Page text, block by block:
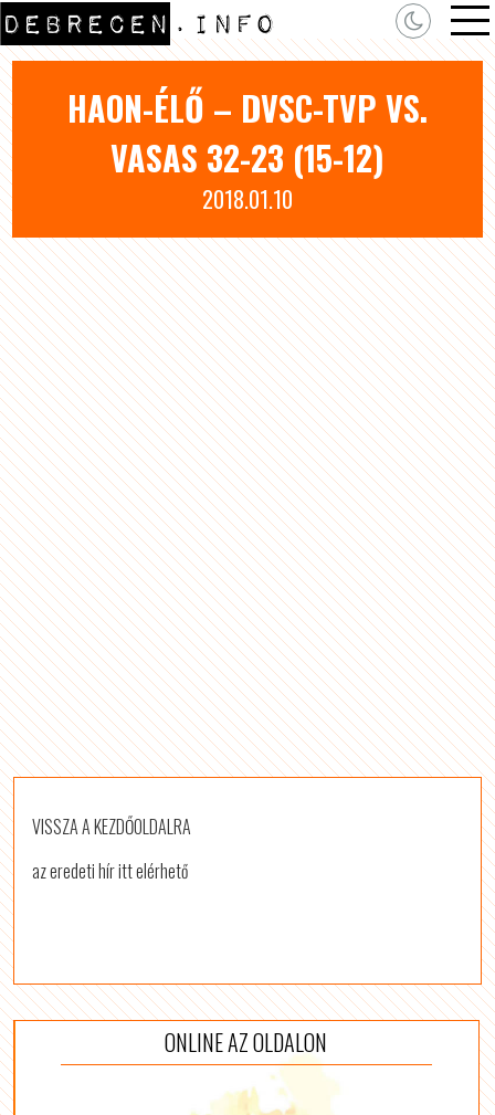
HAON-ÉLŐ – DVSC-TVP VS.
VASAS 32-23 (15-12)
2018.01.10
VISSZA A KEZDŐOLDALRA
az eredeti hír itt elérhető
ONLINE AZ OLDALON